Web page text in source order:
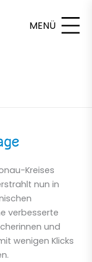
Kreises
nun in
verbesserte
und
wenigen Klicks